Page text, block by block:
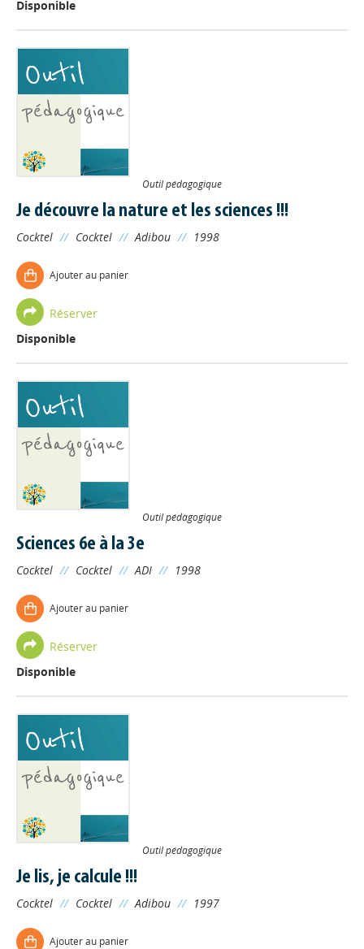
Disponible
Outil pédagogique
Je découvre la nature et les sciences !!!
Cocktel // Cocktel // Adibou // 1998
Ajouter au panier
Réserver
Disponible
Outil pédagogique
Sciences 6e à la 3e
Cocktel // Cocktel // ADI // 1998
Ajouter au panier
Réserver
Disponible
Outil pédagogique
Je lis, je calcule !!!
Cocktel // Cocktel // Adibou // 1997
Ajouter au panier